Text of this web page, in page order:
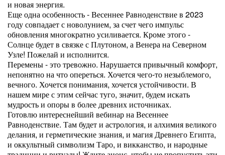
и новая энергия.
Еще одна особенность - Весеннее Равноденствие в 2023
году совпадает с новолунием, за счет чего импульс
обновления многократно усиливается. Кроме этого -
Солнце будет в связке с Плутоном, а Венера на Северном
Узле! Пожелай и исполнится.
Перемены - это тревожно. Нарушается привычный комфорт,
непонятно на что опереться. Хочется чего-то незыблемого,
вечного. Хочется понимания, хочется устойчивости. В
нашем мире с этим сейчас туго, значит, будем искать
мудрость и опоры в более древних источниках.
Готовлю интереснейший вебинар на Весеннее
Равноденствие. Там будет и астрология, и алхимия великого
делания, и герметические знания, и магия Древнего Египта,
и оккультный символизм Таро, и викканство, и народные